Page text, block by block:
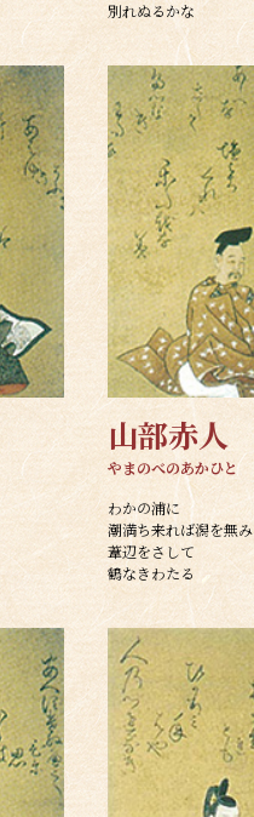
別れぬるかな
山部赤人
やまのべのあかひと
わかの浦に
潮満ち来れば潟を無み
葦辺をさして
鶴なきわたる